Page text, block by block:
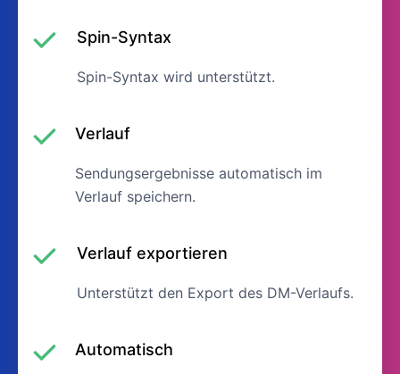
Spin-Syntax
Spin-Syntax wird unterstützt.
Verlauf
Sendungsergebnisse automatisch im
Verlauf speichern.
Verlauf exportieren
Unterstützt den Export des DM-Verlaufs.
Automatisch